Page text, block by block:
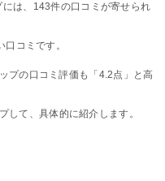
は、143件の口コミが寄せられ
コミです。
プの口コミ評価も「4.2点」と高
して、具体的に紹介します。